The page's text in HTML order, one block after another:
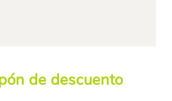
de descuento